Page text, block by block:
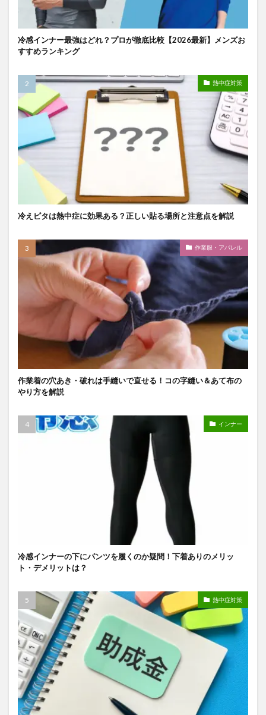
冷感インナー最強はどれ？プロが徹底比較【2026最新】メンズお
すすめランキング
熱中症対策
冷えピタは熱中症に効果ある？正しい貼る場所と注意点を解説
作業服・アパレル
作業着の穴あき・破れは手縫いで直せる！コの字縫い＆あて布の
やり方を解説
インナー
冷感インナーの下にパンツを履くのか疑問！下着ありのメリッ
ト・デメリットは？
熱中症対策